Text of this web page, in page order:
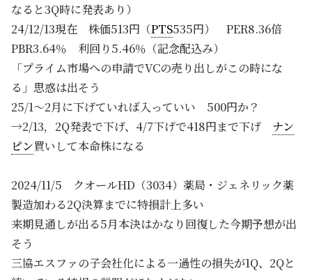
なると3Q時に発表あり）
24/12/13現在 株価513円（PTS535円） PER8.36倍
PBR3.64％ 利回り5.46％（記念配込み）
「プライム市場への申請でVCの売り出しがこの時にな
る」思惑は出そう
25/1～2月に下げていれば入っていい 500円か？
→2/13，2Q発表で下げ、4/7下げで418円まで下げ ナン
ピン買いして本命株になる
2024/11/5 クオールHD（3034）薬局・ジェネリック薬
製造加わる2Q決算までに特損計上多い
来期見通しが出る5月本決はかなり回復した今期予想が出
そう
三協エスファの子会社化による一過性の損失が1Q、2Qと